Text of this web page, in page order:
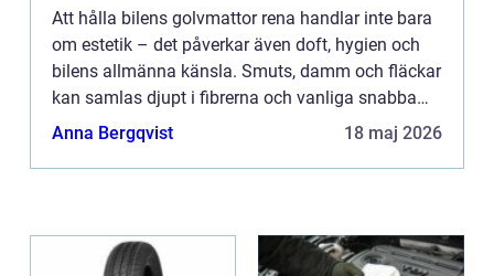
Att hålla bilens golvmattor rena handlar inte bara
om estetik – det påverkar även doft, hygien och
bilens allmänna känsla. Smuts, damm och fläckar
kan samlas djupt i fibrerna och vanliga snabba
dammsugningar r&au...
Anna Bergqvist 18 maj 2026